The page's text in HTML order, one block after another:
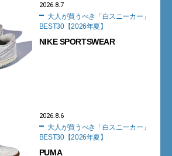
2026.8.7
BEST30【2026年夏】
NIKE SPORTSWEAR
2026.8.6
BEST30【2026年夏】
PUMA